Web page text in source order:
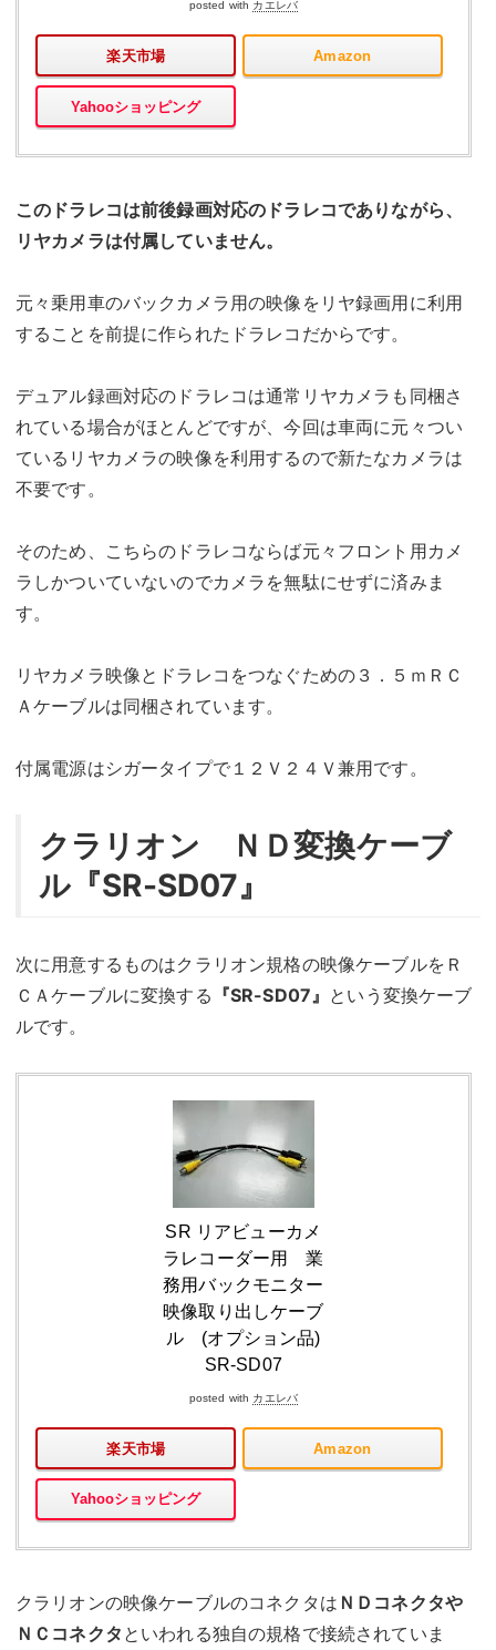
posted with カエレバ
楽天市場 Amazon
Yahooショッピング
このドラレコは前後録画対応のドラレコでありながら、
リヤカメラは付属していません。
元々乗用車のバックカメラ用の映像をリヤ録画用に利用
することを前提に作られたドラレコだからです。
デュアル録画対応のドラレコは通常リヤカメラも同梱さ
れている場合がほとんどですが、今回は車両に元々つい
ているリヤカメラの映像を利用するので新たなカメラは
不要です。
そのため、こちらのドラレコならば元々フロント用カメ
ラしかついていないのでカメラを無駄にせずに済みま
す。
リヤカメラ映像とドラレコをつなぐための３．５ｍＲＣ
Ａケーブルは同梱されています。
付属電源はシガータイプで１２Ｖ２４Ｖ兼用です。
クラリオン ＮＤ変換ケーブ
ル『SR-SD07』
次に用意するものはクラリオン規格の映像ケーブルをＲ
ＣＡケーブルに変換する 『SR-SD07』 という変換ケーブ
ルです。
SR リアビューカメ
ラレコーダー用 業
務用バックモニター
映像取り出しケーブ
ル (オプション品)
SR-SD07
posted with カエレバ
楽天市場 Amazon
Yahooショッピング
クラリオンの映像ケーブルのコネクタは ＮＤコネクタや
ＮＣコネクタ といわれる独自の規格で接続されていま